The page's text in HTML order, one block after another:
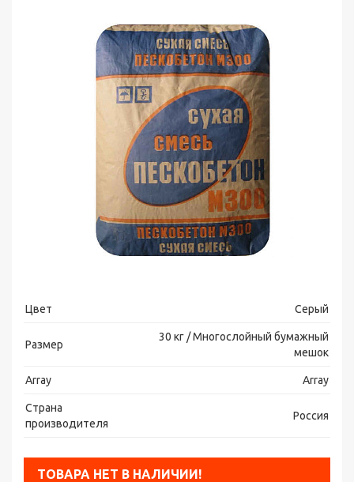
Цвет Серый
Размер
30 кг / Многослойный бумажный
мешок
Array Array
Страна
производителя
Россия
ТОВАРА НЕТ В НАЛИЧИИ!